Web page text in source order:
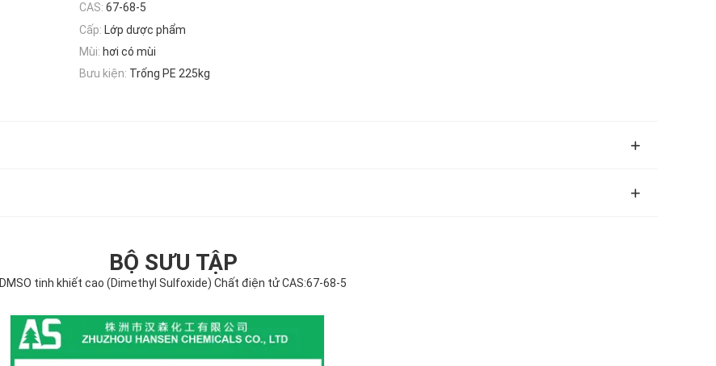
CAS: 67-68-5
Cấp: Lớp dược phẩm
Mùi: hơi có mùi
Bưu kiện: Trống PE 225kg
BỘ SƯU TẬP
DMSO tinh khiết cao (Dimethyl Sulfoxide) Chất điện tử CAS:67-68-5